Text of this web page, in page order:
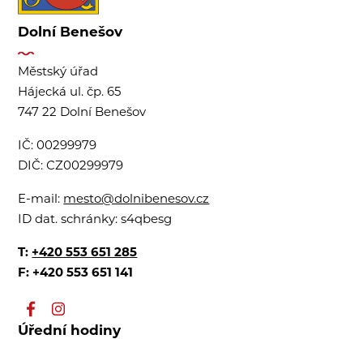
Dolní Benešov
Městský úřad
Hájecká ul. čp. 65
747 22 Dolní Benešov
IČ:00299979
DIČ:CZ00299979
E-mail: mesto@dolnibenesov.cz
ID dat. schránky:s4qbesg
T: +420 553 651 285
F: +420 553 651 141
Úřední hodiny